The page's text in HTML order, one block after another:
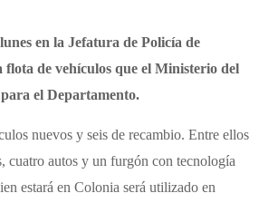
en la Jefatura de Policía de
flota de vehículos que el Ministerio del
el Departamento.
nuevos y seis de recambio. Entre ellos
cuatro autos y un furgón con tecnología
estará en Colonia será utilizado en